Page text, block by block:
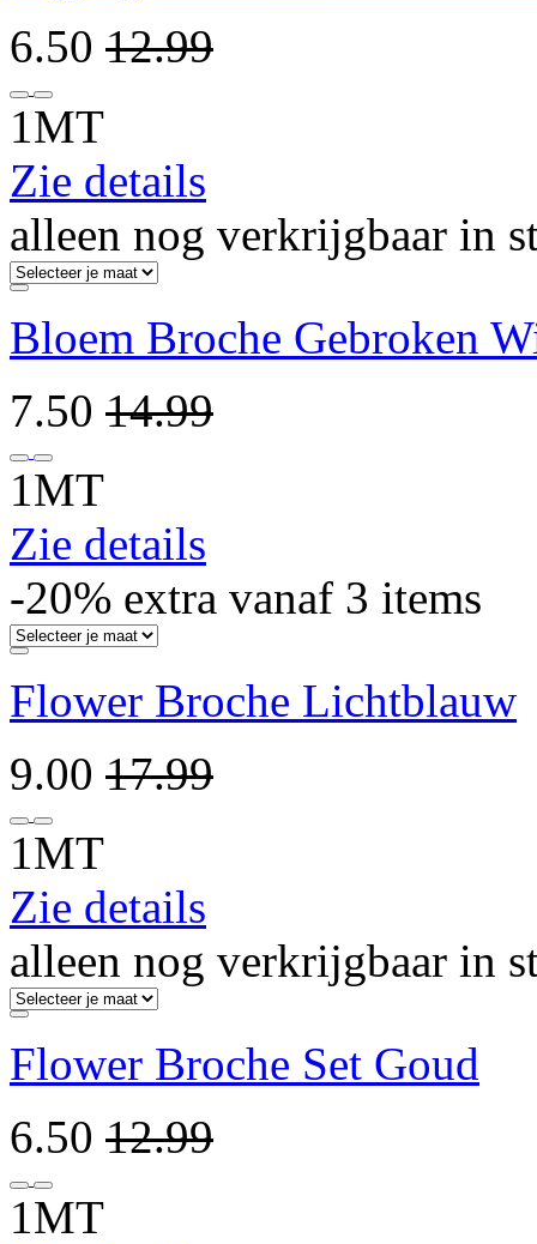
6.50 12.99
1MT
Zie details
alleen nog verkrijgbaar in
Bloem Broche Gebroken
7.50 14.99
1MT
Zie details
-20% extra vanaf 3 items
Flower Broche Lichtblauw
9.00 17.99
1MT
Zie details
alleen nog verkrijgbaar in
Flower Broche Set Goud
6.50 12.99
1MT